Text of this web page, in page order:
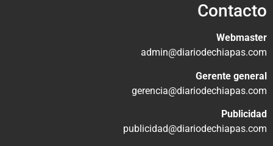
Contacto
Webmaster
admin@diariodechiapas.com
Gerente general
gerencia@diariodechiapas.com
Publicidad
publicidad@diariodechiapas.com